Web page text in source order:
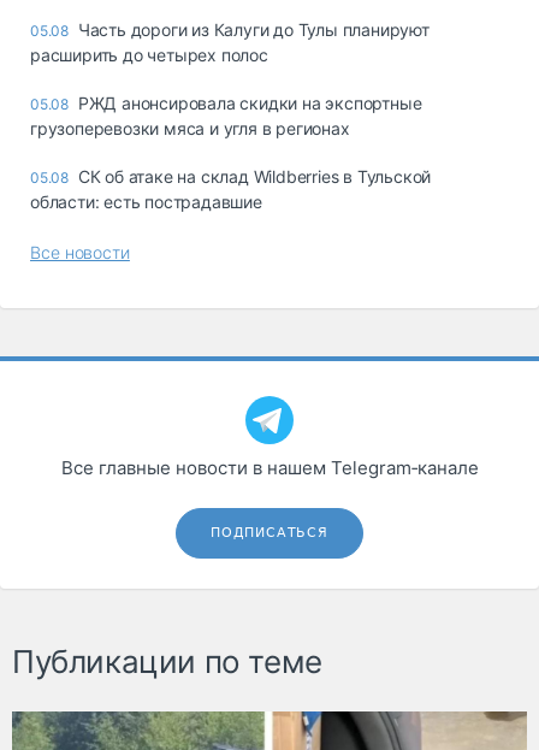
05.08 Часть дороги из Калуги до Тулы планируют
расширить до четырех полос
05.08 РЖД анонсировала скидки на экспортные
грузоперевозки мяса и угля в регионах
05.08 СК об атаке на склад Wildberries в Тульской
области: есть пострадавшие
Все новости
Все главные новости в нашем Telegram‑канале
ПОДПИСАТЬСЯ
Публикации по теме